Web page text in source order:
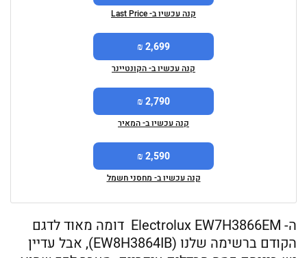
קנה עכשיו ב- Last Price
2,699 ₪
קנה עכשיו ב- הקונטיינר
2,790 ₪
קנה עכשיו ב- המאיר
2,590 ₪
קנה עכשיו ב- מחסני חשמל
ה- Electrolux EW7H3866EM ‏ דומה מאוד לדגם
הקודם ברשימה שלנו (EW8H3864IB), אבל עדיין